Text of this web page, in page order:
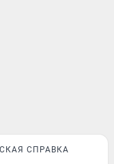
СПРАВКА